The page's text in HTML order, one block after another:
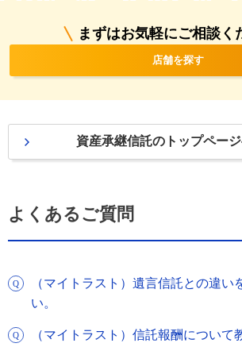
まずはお気軽にご相談く
店舗を探す
資産承継信託のトップペー
よくあるご質問
（マイトラスト）遺言信託との違い
い。
（マイトラスト）信託報酬について